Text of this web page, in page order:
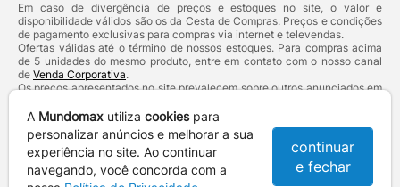
Em caso de divergência de preços e estoques no site, o valor e
disponibilidade válidos são os da Cesta de Compras. Preços e condições
de pagamento exclusivas para compras via internet e televendas.
Ofertas válidas até o término de nossos estoques. Para compras acima
de 5 unidades do mesmo produto, entre em contato com o nosso canal
de Venda Corporativa.
Os preços apresentados no site prevalecem sobre outros anunciados em
Defesa do Consumidor:Lei nº 8.078.
Vendas sujeitas à confirmação de dados e análises de crédito e risco.
Razão Social: Hayamax Distribuidora de Produtos Eletrônicos Ltda -
CNPJ: 01.725.627/0002-53 - Endereço: R. Senador Souza Naves, 9 -
Centro - CEP: 86010-921 - Londrina / PR
A Mundomax utiliza cookiespara
personalizar anúncios e melhorar a sua
experiência no site. Ao continuar
navegando, você concorda com a
continuar
e fechar